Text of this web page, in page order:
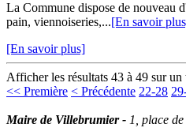
La Commune dispose de nouveau
pain, viennoiseries,...[En savoir
[En savoir plus]
Afficher les résultats 43 à 49 sur un
<< Première < Précédente 22-28
Maire de Villebrumier - 1, place